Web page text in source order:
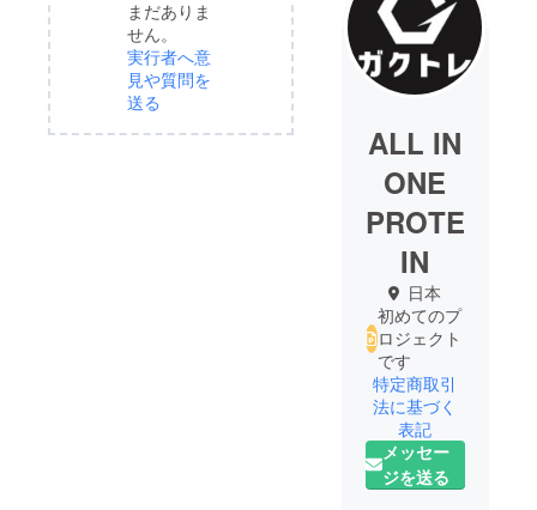
まだありま
せん。
実行者へ意
見や質問を
送る
ALL IN
ONE
PROTE
IN
日本
初めてのプ
ロジェクト
です
特定商取引
法に基づく
表記
メッセー
ジを送る